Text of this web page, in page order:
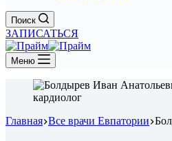
Поиск
ЗАПИСАТЬСЯ
Меню
Главная Все врачи Евпатории